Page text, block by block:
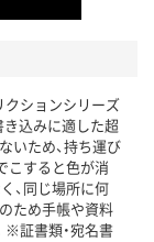
クションシリーズ
込みに適した超
いため、持ち運び
こすると色が消
、同じ場所に何
ため手帳や資料
※証書類・宛名書